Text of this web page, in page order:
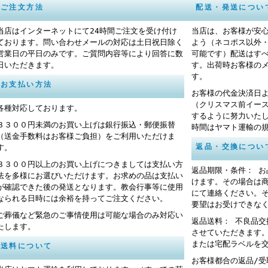
ご注文方法
店はインターネットにて24時間ご注文を受け付け
おります。問い合わせメールの対応は土日祝日除く
業日の平日のみです。ご質問内容等により回答に数
いただきます。
お支払い方法
種対応しております。
３００円未満のお買い上げは銀行振込・郵便振替
送金手数料はお客様ご負担）をご利用いただけま
。
３００円以上のお買い上げにつきましては支払い方
を多様にお選びいただけます。お求めの品は支払い
確認できた後の発送となります。教会行事等に使用
られる日時には余裕を持ってご注文ください。
葬儀など緊急のご事情使用は可能な場合のみ対応い
します。
送料について
配送・発送につい
当店は、お客様が安
よう（ネコポス以外
可能です）配送はす
す。出荷時お客様の
す。
お客様の代金決済日
（クリスマス前イー
するように努力いた
時間はヤマト運輸の
返品・交換につい
返品期限・条件： お
けます。その場合は
にて連絡ください。
要望はお受けできな
返品送料： 不良品交
させていただきます
または宅配ラベルを
お客様都合の返品/